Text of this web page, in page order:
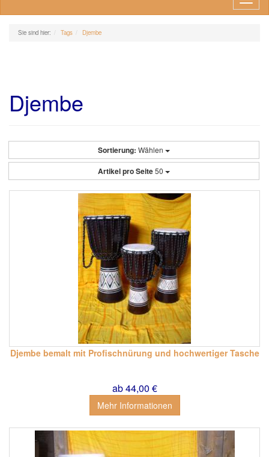
Sie sind hier: Tags Djembe
Djembe
Sortierung: Wählen
Artikel pro Seite50
Djembe bemalt mit Profischnürung und hochwertiger Tasche
ab 44,00 €
Mehr Informationen